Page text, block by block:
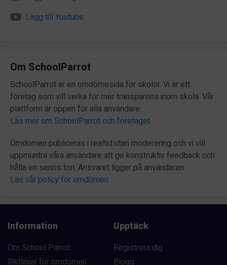
Lägg till Youtube
Om SchoolParrot
SchoolParrot är en omdömesida för skolor. Vi är ett
företag som vill verka för mer transparens inom skola. Vår
plattform är öppen för alla användare.
Läs mer om SchoolParrot och företaget
Omdömen publiceras i realtid utan moderering och vi vill
uppmuntra våra användare att ge konstruktiv feedback och
hålla en seriös ton. Ansvaret ligger på användaren.
Läs vår policy för omdömen
Information
Om School Parrot
Riktlinjer för omdömen
Upptäck
Registrera dig
Blogg